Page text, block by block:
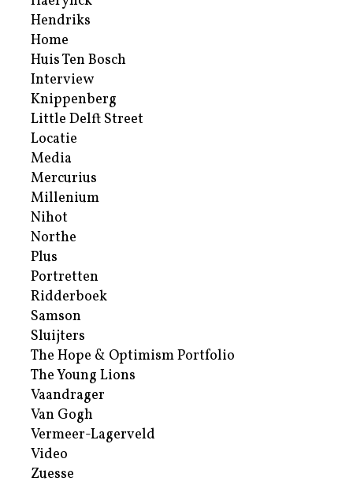
Hendriks
Home
Huis Ten Bosch
Interview
Knippenberg
Little Delft Street
Locatie
Media
Mercurius
Millenium
Nihot
Northe
Plus
Portretten
Ridderboek
Samson
Sluijters
The Hope & Optimism Portfolio
The Young Lions
Vaandrager
Van Gogh
Vermeer-Lagerveld
Video
Zuesse